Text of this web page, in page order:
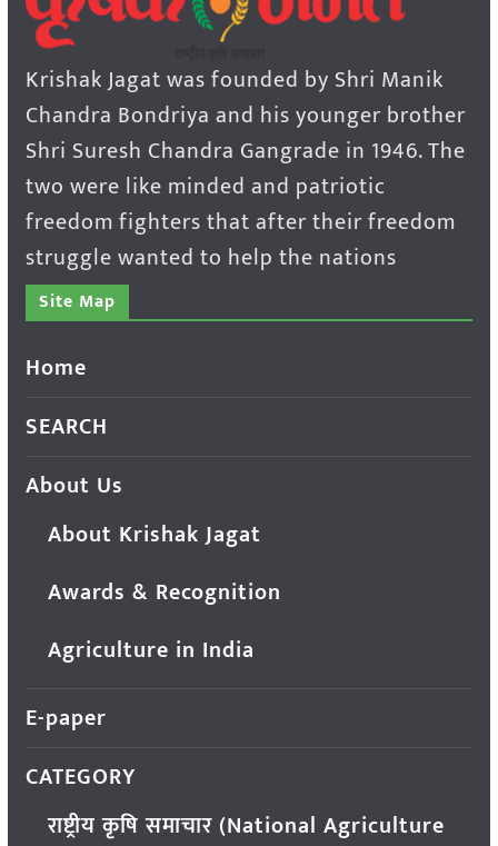
Krishak Jagat was founded by Shri Manik
Chandra Bondriya and his younger brother
Shri Suresh Chandra Gangrade in 1946. The
two were like minded and patriotic
freedom fighters that after their freedom
struggle wanted to help the nations
Site Map
Home
SEARCH
About Us
About Krishak Jagat
Awards & Recognition
Agriculture in India
E-paper
CATEGORY
राष्ट्रीय कृषि समाचार (National Agriculture